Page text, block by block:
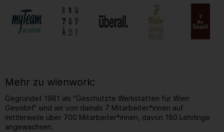
Mehr zu wienwork:
Gegründet 1981 als "Geschützte Werkstätten für Wien
GesmbH" sind wir von damals 7 Mitarbeiter*innen auf
mittlerweile über 700 Mitarbeiter*innen, davon 180 Lehrlinge
angewachsen.